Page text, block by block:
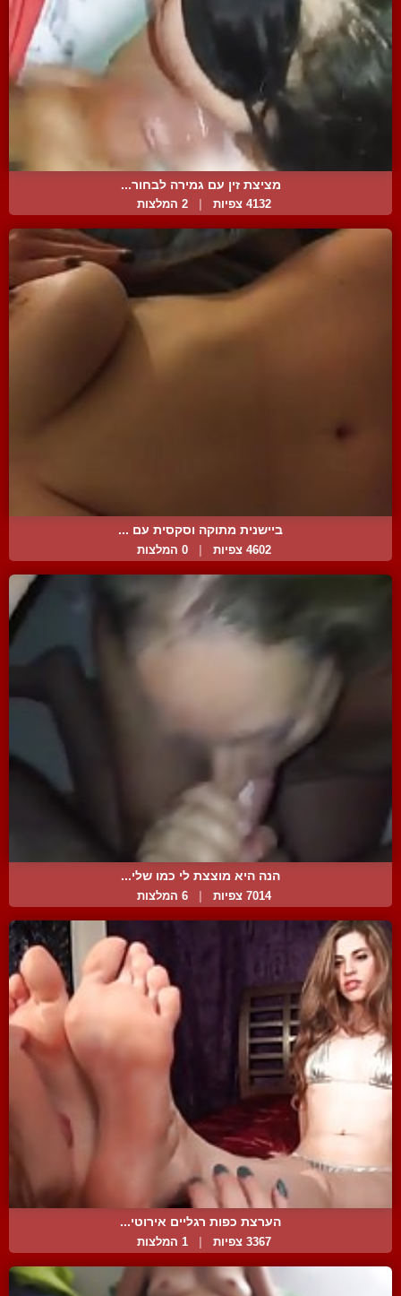
מציצת זין עם גמירה לבחור...
4132 צפיות 2 המלצות
ביישנית מתוקה וסקסית עם ...
4602 צפיות 0 המלצות
הנה היא מוצצת לי כמו שלי...
7014 צפיות 6 המלצות
הערצת כפות רגליים אירוטי...
3367 צפיות | 1 המלצות